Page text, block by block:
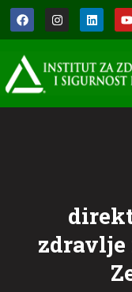
zdravlje